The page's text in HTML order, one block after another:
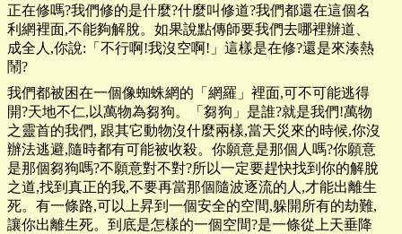
正在修嗎?我們修的是什麼?什麼叫修道?我們都還在這個名
利網裡面,不能夠解脫。如果說點傳師要我們去哪裡辦道、
成全人,你說:「不行啊!我沒空啊!」這樣是在修?還是來湊熱
鬧?
我們都被困在一個像蜘蛛網的「網羅」裡面,可不可能逃得
開?天地不仁,以萬物為芻狗。「芻狗」是誰?就是我們!萬物
之靈首的我們, 跟其它動物沒什麼兩樣,當天災來的時候,你沒
辦法逃避,隨時都有可能被收殺。你願意是那個人嗎?你願意
是那個芻狗嗎?不願意對不對?所以一定要趕快找到你的解脫
之道,找到真正的我,不要再當那個隨波逐流的人,才能出離生
死。有一條路,可以上昇到一個安全的空間,躲開所有的劫難,
讓你出離生死。到底是怎樣的一個空間?是一條從上天垂降